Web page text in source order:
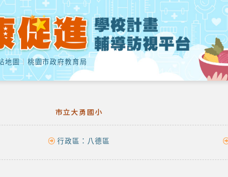
地圖｜ 桃園市政府教育局
市立大勇國小
行政區： 八德區